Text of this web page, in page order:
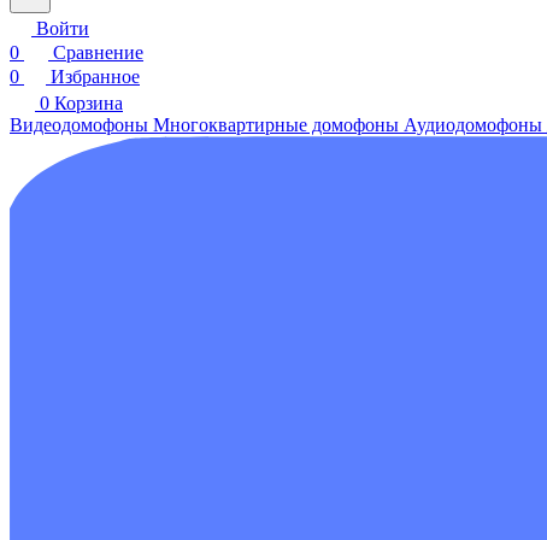
Войти
0
Сравнение
0
Избранное
0 Корзина
Видеодомофоны Многоквартирные домофоны Аудиодомофоны